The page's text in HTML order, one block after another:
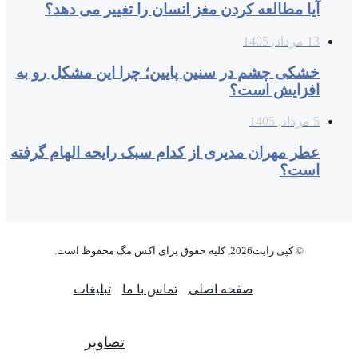
آیا مطالعه کردن مغز انسان را تغییر می‌ دهد؟
13 مرداد, 1405
خشکی چشم در سنین پایین؛ چرا این مشکل رو به
افزایش است؟
5 مرداد, 1405
عطر مهران مدیری از کدام سبک رایحه الهام گرفته
است؟
© کپی رایت2026, کلیه حقوق برای آکس مگ محفوظ است.
صفحه اصلی تماس با ما تبلیغات
تصاویر